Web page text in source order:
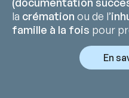
(documentation
la crémation ou de l’
famille à la fois pour
En